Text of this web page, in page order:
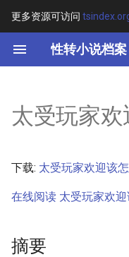
更多资源可访问
性转小说档案
键
开
搜
索
其他信息 [Processed
太受玩家
下载: 太受玩家欢迎该
在线阅读 太受玩家欢
摘要